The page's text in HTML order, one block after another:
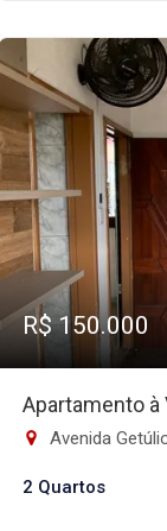
R$ 150.000
Apartamento à
Avenida
2 Quartos